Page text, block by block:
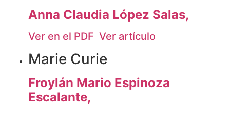
Anna Claudia López Salas,
Ver en el PDF Ver artículo
Marie Curie
Froylán Mario Espinoza
Escalante,